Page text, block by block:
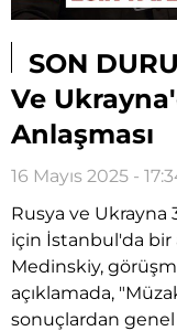
SON
Ve
Anlaşması
16 Mayıs 2025 -
Rusya ve Ukrayna
için İstanbul'da bir
Medinskiy,
açıklamada,
sonuçlardan